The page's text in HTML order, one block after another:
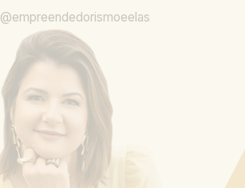
@empreendedorismoeelas